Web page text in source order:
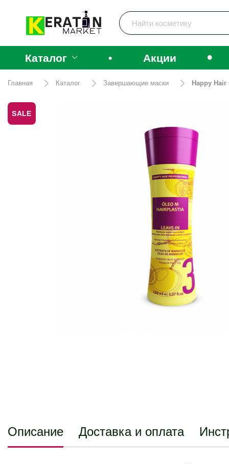
Каталог • Акции •
Главная Каталог Завершающие маски Happy
SALE
Описание Доставка и оплата